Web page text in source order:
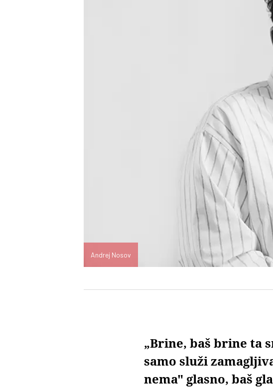
Andrej Nosov
„Brine, baš brine ta
samo služi
nema" glasno, baš